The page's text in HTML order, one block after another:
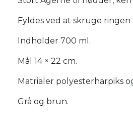
Fyldes ved at skruge ringen
Indholder 700 ml.
Mål 14 × 22 cm.
Matrialer polyesterharpiks
Grå og brun.